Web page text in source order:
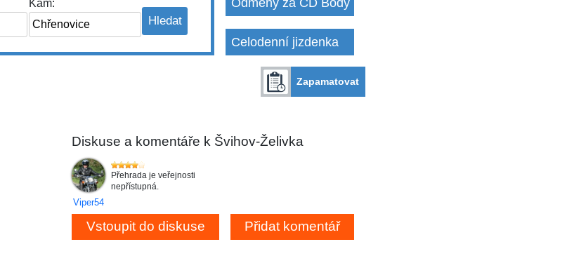
Kam:
Celodenní jizdenka
Zapamatovat
Diskuse a komentáře k Švihov-Želivka
Viper54
Přehrada je veřejnosti
nepřístupná.